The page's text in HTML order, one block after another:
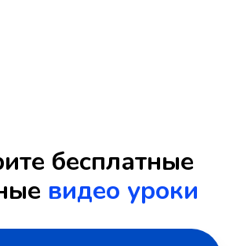
бесплатные
видео уроки